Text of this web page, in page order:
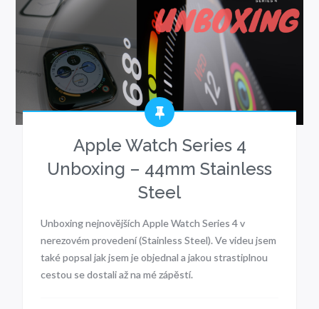
Apple Watch Series 4
Unboxing – 44mm Stainless
Steel
Unboxing nejnovějších Apple Watch Series 4 v
nerezovém provedení (Stainless Steel). Ve videu jsem
také popsal jak jsem je objednal a jakou strastiplnou
cestou se dostali až na mé zápěstí.